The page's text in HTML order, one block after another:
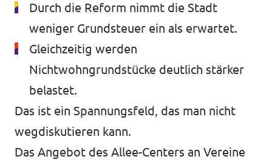
Durch die Reform nimmt die Stadt
weniger Grundsteuer ein als erwartet.
Gleichzeitig werden
Nichtwohngrundstücke deutlich stärker
belastet.
Das ist ein Spannungsfeld, das man nicht
wegdiskutieren kann.
Das Angebot des Allee-Centers an Vereine